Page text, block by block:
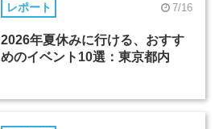
レポート 7/16
2026年夏休みに行ける、おすす
めのイベント10選：東京都内